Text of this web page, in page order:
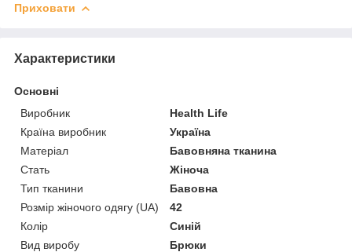
Приховати
Характеристики
Основні
Виробник
Health Life
Країна виробник
Україна
Матеріал
Бавовняна тканина
Стать
Жіноча
Тип тканини
Бавовна
Розмір жіночого одягу (UA)
42
Колір
Синій
Вид виробу
Брюки